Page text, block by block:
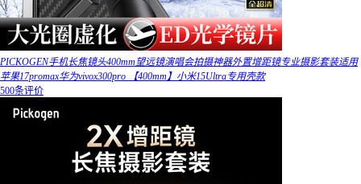
PICKOGEN手机长焦镜头400mm望远镜演唱会拍摄神器外置增距镜专业摄影套装适用
苹果17promax华为vivox300pro 【400mm】小米15Ultra专用壳款
500条评价